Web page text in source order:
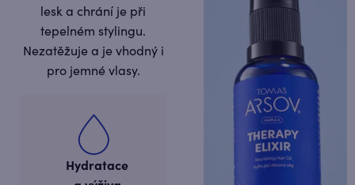
Hydratace
lesk a chrání je při
tepelném stylingu.
Nezatěžuje a je vhodný i
pro jemné vlasy.